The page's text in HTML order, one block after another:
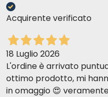
Acquirente verificato
18 Luglio 2026
L'ordine è arrivato
ottimo prodotto, mi
in omaggio 😍